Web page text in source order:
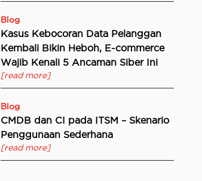
Blog
Kasus Kebocoran Data Pelanggan
Kembali Bikin Heboh, E-commerce
Wajib Kenali 5 Ancaman Siber Ini
[read more]
Blog
CMDB dan CI pada ITSM – Skenario
Penggunaan Sederhana
[read more]